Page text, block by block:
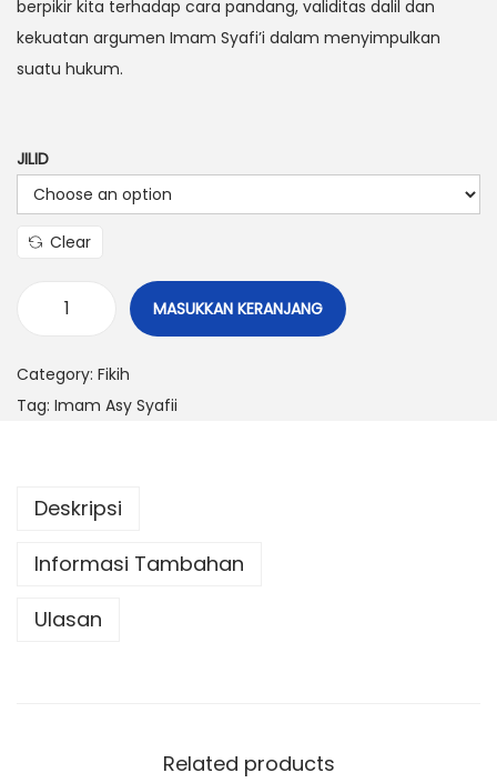
berpikir kita terhadap cara pandang, validitas dalil dan
kekuatan argumen Imam Syafi’i dalam menyimpulkan
suatu hukum.
JILID
Clear
MASUKKAN KERANJANG
Category: Fikih
Tag: Imam Asy Syafii
Deskripsi
Informasi Tambahan
Ulasan
Related products